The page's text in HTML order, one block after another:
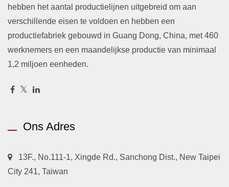
hebben het aantal productielijnen uitgebreid om aan
verschillende eisen te voldoen en hebben een
productiefabriek gebouwd in Guang Dong, China, met 460
werknemers en een maandelijkse productie van minimaal
1,2 miljoen eenheden.
Ons Adres
13F., No.111-1, Xingde Rd., Sanchong Dist., New Taipei
City 241, Taiwan